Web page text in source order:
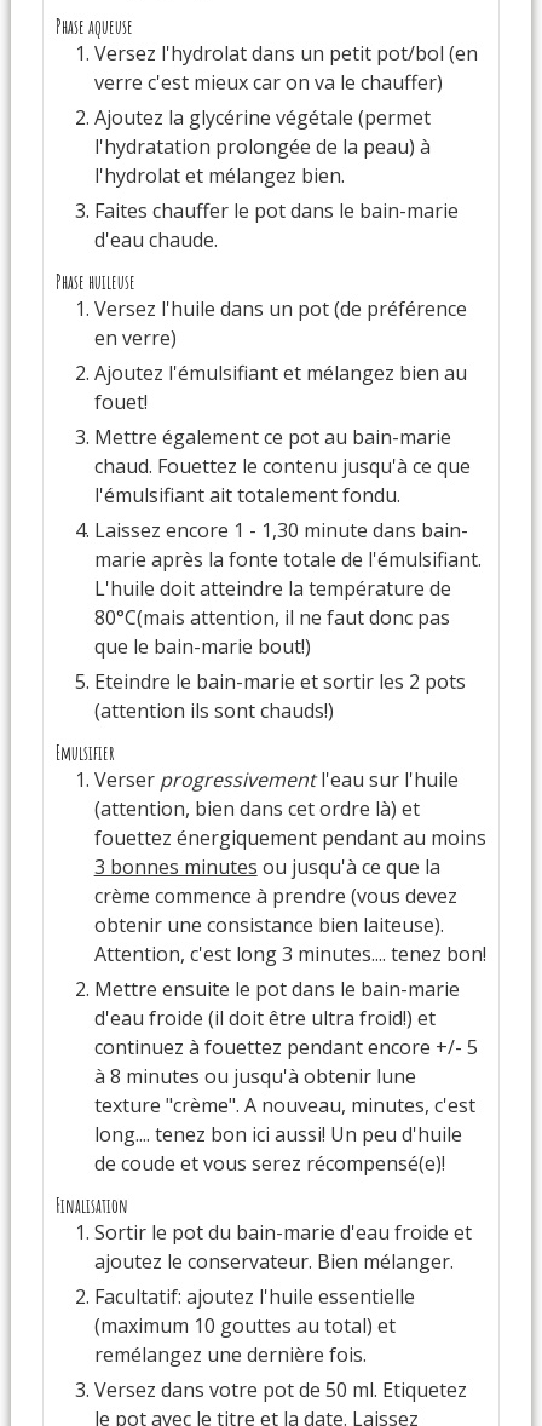
Phase aqueuse
Versez l'hydrolat dans un petit pot/bol (en
verre c'est mieux car on va le chauffer)
Ajoutez la glycérine végétale (permet
l'hydratation prolongée de la peau) à
l'hydrolat et mélangez bien.
Faites chauffer le pot dans le bain-marie
d'eau chaude.
Phase huileuse
Versez l'huile dans un pot (de préférence
en verre)
Ajoutez l'émulsifiant et mélangez bien au
fouet!
Mettre également ce pot au bain-marie
chaud. Fouettez le contenu jusqu'à ce que
l'émulsifiant ait totalement fondu.
Laissez encore 1 - 1,30 minute dans bain-
marie après la fonte totale de l'émulsifiant.
L'huile doit atteindre la température de
80°C(mais attention, il ne faut donc pas
que le bain-marie bout!)
Eteindre le bain-marie et sortir les 2 pots
(attention ils sont chauds!)
Emulsifier
Verser progressivementl'eau sur l'huile
(attention, bien dans cet ordre là) et
fouettez énergiquement pendant au moins
3 bonnes minutes ou jusqu'à ce que la
crème commence à prendre (vous devez
obtenir une consistance bien laiteuse).
Attention, c'est long 3 minutes.... tenez bon!
Mettre ensuite le pot dans le bain-marie
d'eau froide (il doit être ultra froid!) et
continuez à fouettez pendant encore +/- 5
à 8 minutes ou jusqu'à obtenir lune
texture "crème". A nouveau, minutes, c'est
long.... tenez bon ici aussi! Un peu d'huile
de coude et vous serez récompensé(e)!
Finalisation
Sortir le pot du bain-marie d'eau froide et
ajoutez le conservateur. Bien mélanger.
Facultatif: ajoutez l'huile essentielle
(maximum 10 gouttes au total) et
remélangez une dernière fois.
Versez dans votre pot de 50 ml. Etiquetez
le pot avec le titre et la date. Laissez